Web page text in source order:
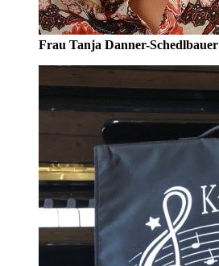
Frau Tanja Danner-Schedlbauer